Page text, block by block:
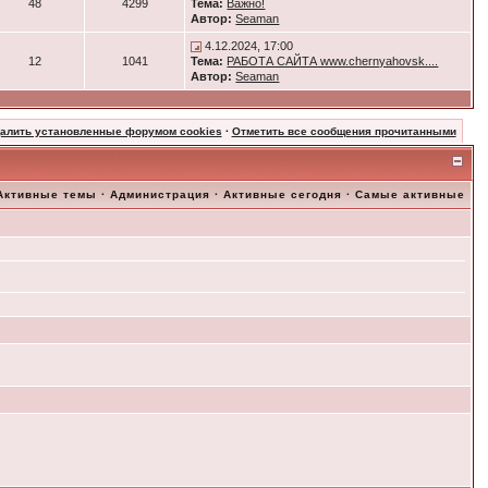
48 4299 Тема: Важно!
Автор: Seaman
12 1041
4.12.2024, 17:00
Тема: РАБОТА САЙТА www.chernyahovsk....
Автор: Seaman
установленные форумом cookies · Отметить все сообщения прочитанными
темы ·Администрация ·Активные сегодня ·Самые активные